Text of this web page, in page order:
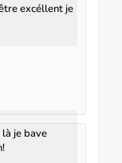
excéllent je
je bave